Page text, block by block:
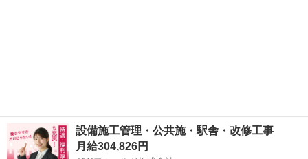
設備施工管理・公共施・駅舎・改修工事
月給304,826円